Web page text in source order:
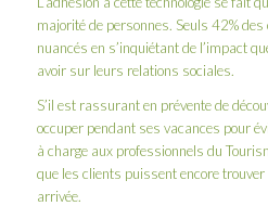
majorité de personnes. Seuls 42%
nuancés en s’inquiétant de l’impact
avoir sur leurs relations sociales.
S’il est rassurant en prévente de
occuper pendant ses vacances pour
à charge aux professionnels du
que les clients puissent encore
arrivée.